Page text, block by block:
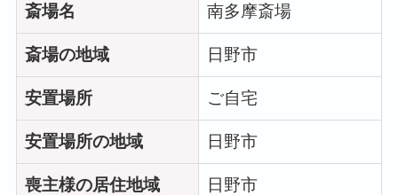
斎場名 南多摩斎場
斎場の地域 日野市
安置場所 ご自宅
安置場所の地域 日野市
喪主様の居住地域 日野市